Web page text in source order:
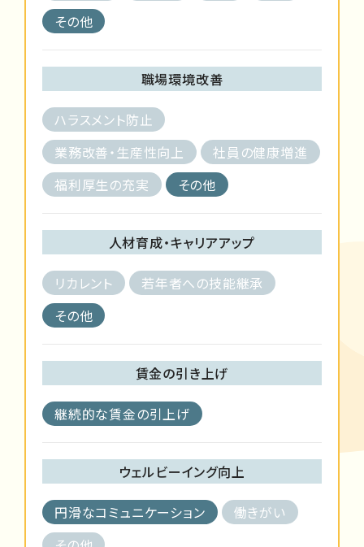
その他
職場環境改善
ハラスメント防止
業務改善・生産性向上
社員の健康増進
福利厚生の充実
その他
人材育成・キャリアアップ
リカレント
若年者への技能継承
その他
賃金の引き上げ
継続的な賃金の引上げ
ウェルビーイング向上
円滑なコミュニケーション
働きがい